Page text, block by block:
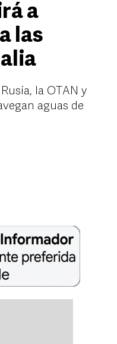
a
las
la OTAN y
aguas de